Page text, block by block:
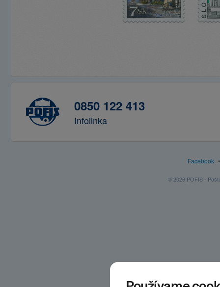
0850 122 413
Infolinka
Facebook
© 2026 POFIS -